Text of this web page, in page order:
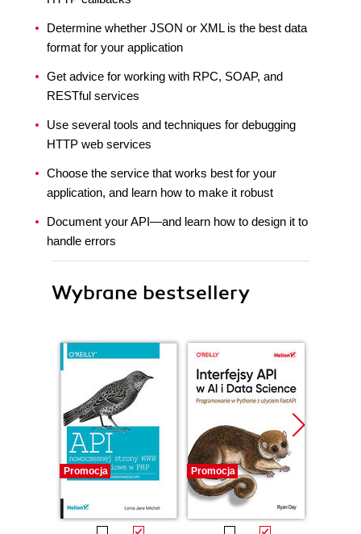
Determine whether JSON or XML is the best data
format for your application
Get advice for working with RPC, SOAP, and
RESTful services
Use several tools and techniques for debugging
HTTP web services
Choose the service that works best for your
application, and learn how to make it robust
Document your API—and learn how to design it to
handle errors
Wybrane bestsellery
Promocja Promocja